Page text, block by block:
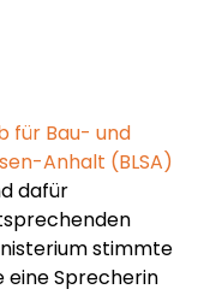
für Bau- und
Anhalt (BLSA)
dafür
stimmte
eine Sprecherin